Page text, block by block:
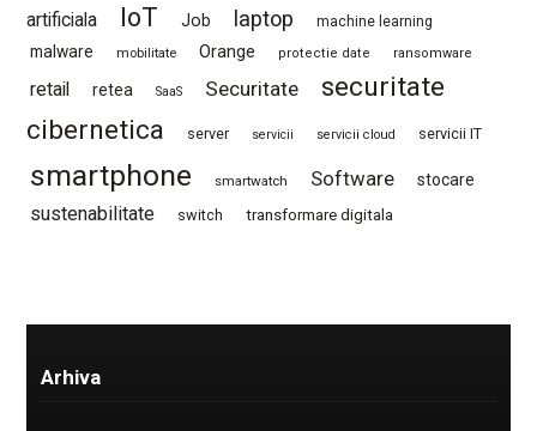
artificiala
IoT Job laptop machine learning
malware mobilitate Orange protectie date ransomware
retail retea SaaS Securitate
securitate
cibernetica
server servicii servicii cloud servicii IT
smartphone smartwatch Software stocare
sustenabilitate switch transformare digitala
Arhiva